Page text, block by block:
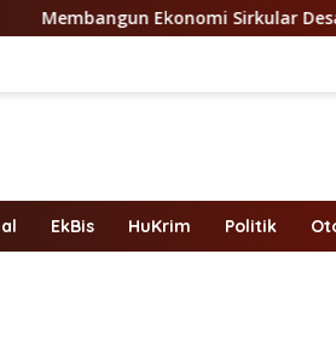
Sirkular Desa Kunangan lewat
EkBis HuKrim Politik